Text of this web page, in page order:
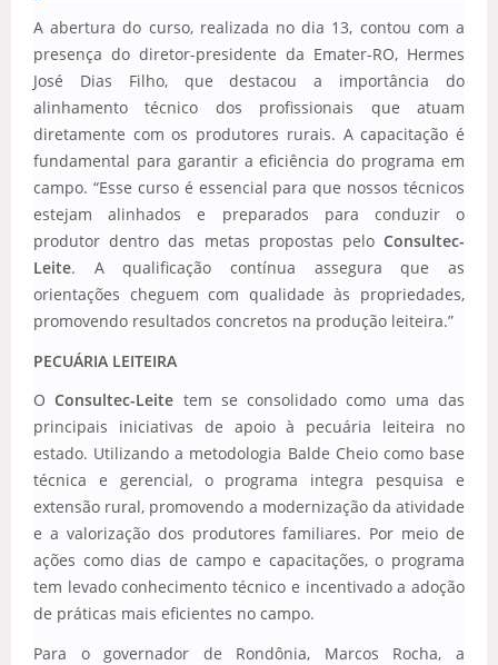
A abertura do curso, realizada no dia 13, contou com a
presença do diretor-presidente da Emater-RO, Hermes
José Dias Filho, que destacou a importância do
alinhamento técnico dos profissionais que atuam
diretamente com os produtores rurais. A capacitação é
fundamental para garantir a eficiência do programa em
campo. “Esse curso é essencial para que nossos técnicos
estejam alinhados e preparados para conduzir o
produtor dentro das metas propostas pelo Consultec-
Leite. A qualificação contínua assegura que as
orientações cheguem com qualidade às propriedades,
promovendo resultados concretos na produção leiteira.”
PECUÁRIA LEITEIRA
OConsultec-Leite tem se consolidado como uma das
principais iniciativas de apoio à pecuária leiteira no
estado. Utilizando a metodologia Balde Cheio como base
técnica e gerencial, o programa integra pesquisa e
extensão rural, promovendo a modernização da atividade
e a valorização dos produtores familiares. Por meio de
ações como dias de campo e capacitações, o programa
tem levado conhecimento técnico e incentivado a adoção
de práticas mais eficientes no campo.
Para o governador de Rondônia, Marcos Rocha, a